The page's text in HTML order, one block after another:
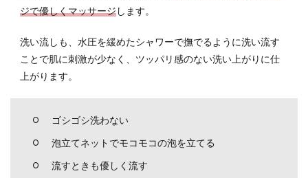
ジで優しくマッサージします。
洗い流しも、水圧を緩めたシャワーで撫でるように洗い流す
ことで肌に刺激が少なく、ツッパリ感のない洗い上がりに仕
上がります。
ゴシゴシ洗わない
泡立てネットでモコモコの泡を立てる
流すときも優しく流す